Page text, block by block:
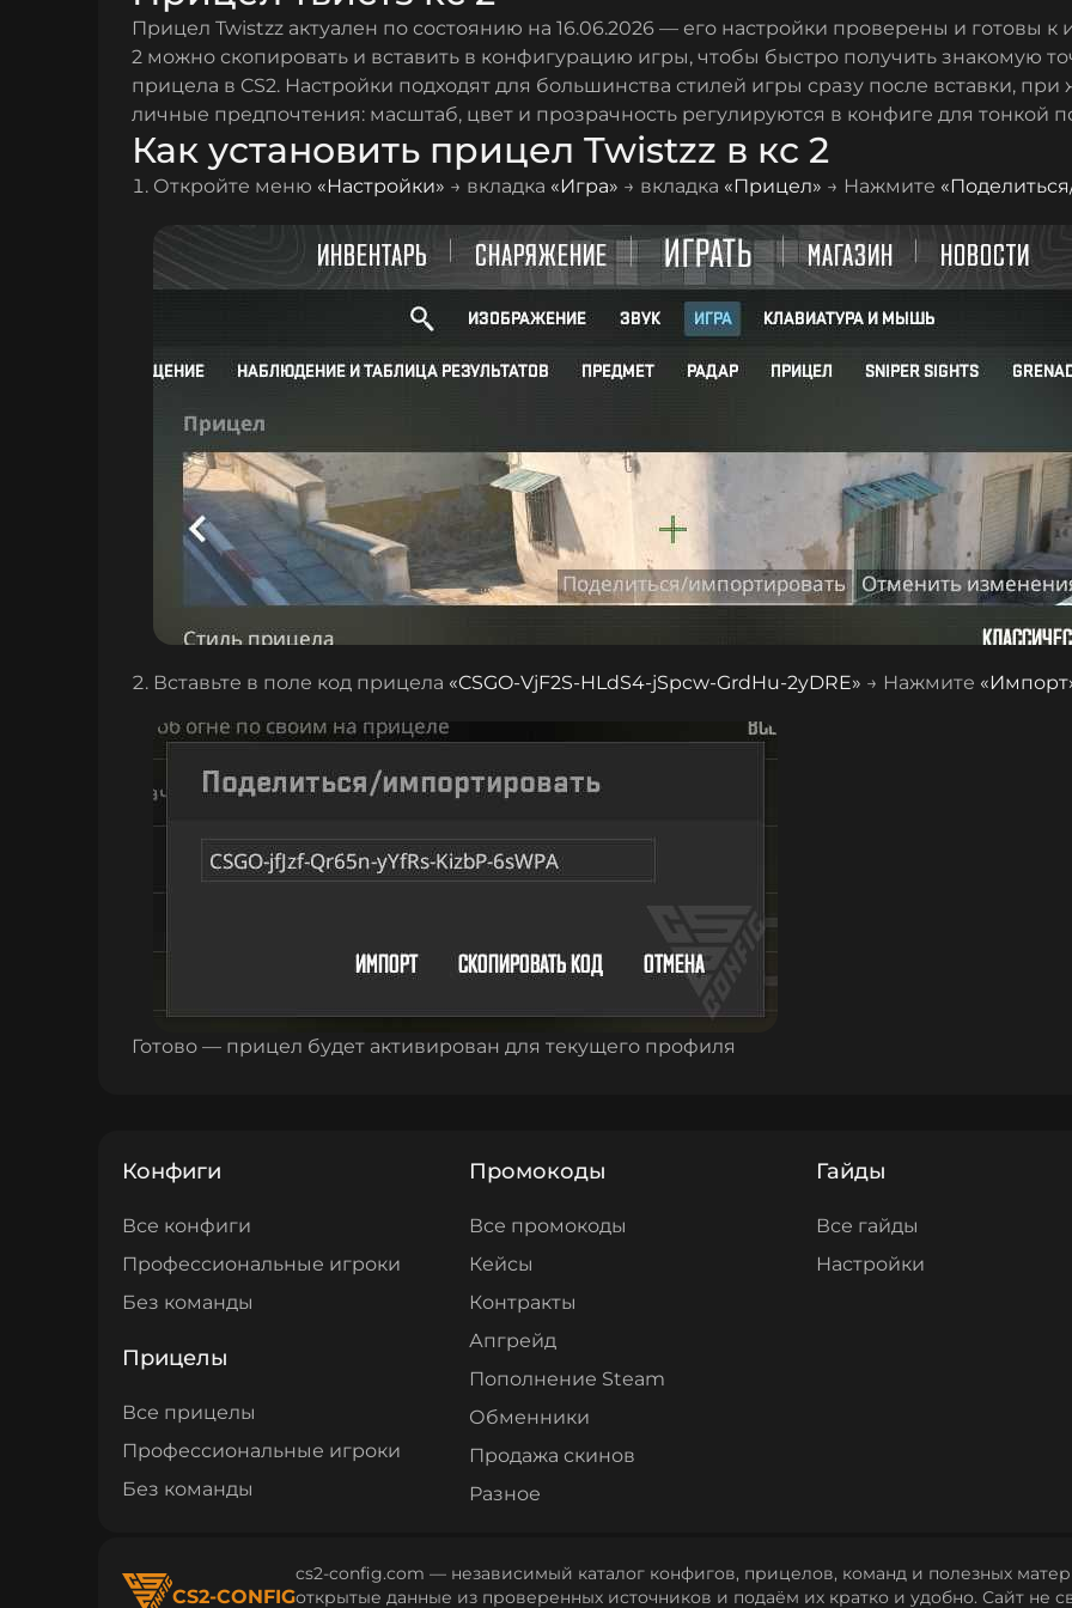
Прицел Twistzz актуален по состоянию на 16.06.2026 — его настройки проверены и готовы к
2 можно скопировать и вставить в конфигурацию игры, чтобы быстро получить знакомую
прицела в CS2. Настройки подходят для большинства стилей игры сразу после вставки,
личные предпочтения: масштаб, цвет и прозрачность регулируются в конфиге для тонкой
Как установить прицел Twistzz в кс 2
Откройте меню «Настройки» → вкладка «Игра» → вкладка «Прицел» → Нажмите
Вставьте в поле код прицела «CSGO-VjF2S-HLdS4-jSpcw-GrdHu-2yDRE» → Нажмите
Готово — прицел будет активирован для текущего профиля
Конфиги
Все конфиги
Профессиональные игроки
Без команды
Прицелы
Все прицелы
Профессиональные игроки
Без команды
Промокоды
Все промокоды
Кейсы
Контракты
Апгрейд
Пополнение Steam
Обменники
Продажа скинов
Разное
Гайды
Все гайды
Настройки
CS2-CONFIG
cs2-config.com — независимый каталог конфигов, прицелов, команд и полезных
открытые данные из проверенных источников и подаём их кратко и удобно. Сайт не